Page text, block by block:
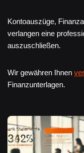
Kontoauszüge,
verlangen eine
auszuschließen.
Wir gewähren Ihnen
Finanzunterlagen.